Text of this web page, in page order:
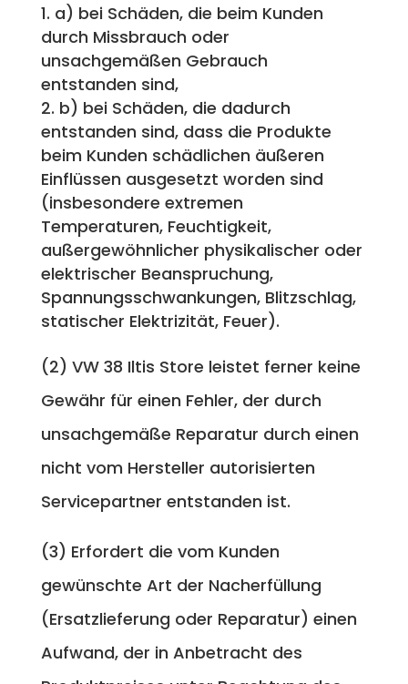
a) bei Schäden, die beim Kunden
durch Missbrauch oder
unsachgemäßen Gebrauch
entstanden sind,
b) bei Schäden, die dadurch
entstanden sind, dass die Produkte
beim Kunden schädlichen äußeren
Einflüssen ausgesetzt worden sind
(insbesondere extremen
Temperaturen, Feuchtigkeit,
außergewöhnlicher physikalischer oder
elektrischer Beanspruchung,
Spannungsschwankungen, Blitzschlag,
statischer Elektrizität, Feuer).
(2) VW 38 Iltis Store leistet ferner keine
Gewähr für einen Fehler, der durch
unsachgemäße Reparatur durch einen
nicht vom Hersteller autorisierten
Servicepartner entstanden ist.
(3) Erfordert die vom Kunden
gewünschte Art der Nacherfüllung
(Ersatzlieferung oder Reparatur) einen
Aufwand, der in Anbetracht des